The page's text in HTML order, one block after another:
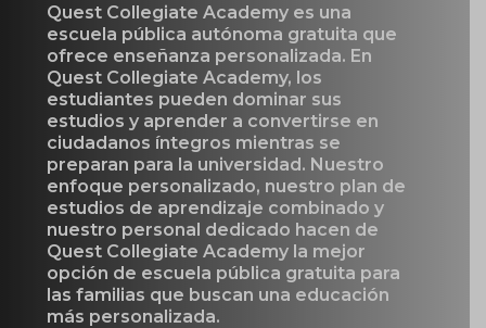
Quest Collegiate Academy es una
escuela pública autónoma gratuita que
ofrece enseñanza personalizada. En
Quest Collegiate Academy, los
estudiantes pueden dominar sus
estudios y aprender a convertirse en
ciudadanos íntegros mientras se
preparan para la universidad. Nuestro
enfoque personalizado, nuestro plan de
estudios de aprendizaje combinado y
nuestro personal dedicado hacen de
Quest Collegiate Academy la mejor
opción de escuela pública gratuita para
las familias que buscan una educación
más personalizada.